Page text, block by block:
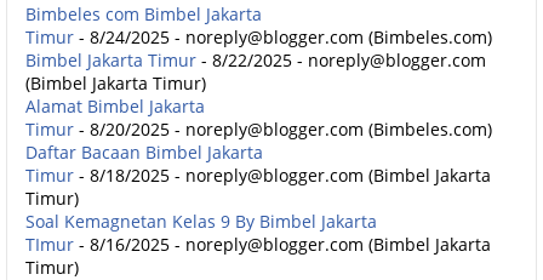
Bimbeles com Bimbel Jakarta
Timur - 8/24/2025 - noreply@blogger.com (Bimbeles.com)
Bimbel Jakarta Timur - 8/22/2025 - noreply@blogger.com
(Bimbel Jakarta Timur)
Alamat Bimbel Jakarta
Timur - 8/20/2025 - noreply@blogger.com (Bimbeles.com)
Daftar Bacaan Bimbel Jakarta
Timur - 8/18/2025 - noreply@blogger.com (Bimbel Jakarta
Timur)
Soal Kemagnetan Kelas 9 By Bimbel Jakarta
TImur - 8/16/2025 - noreply@blogger.com (Bimbel Jakarta
Timur)